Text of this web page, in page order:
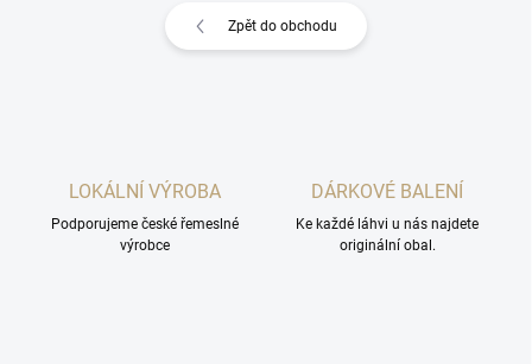
Zpět do obchodu
LOKÁLNÍ VÝROBA
Podporujeme české řemeslné
výrobce
DÁRKOVÉ BALENÍ
Ke každé láhvi u nás najdete
originální obal.